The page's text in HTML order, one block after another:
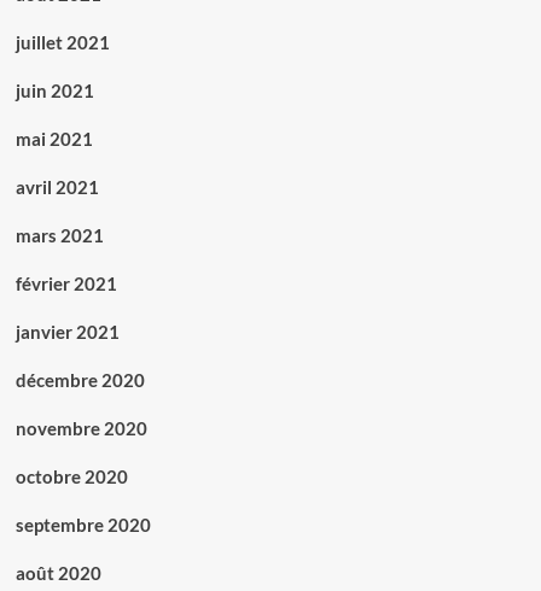
juillet 2021
juin 2021
mai 2021
avril 2021
mars 2021
février 2021
janvier 2021
décembre 2020
novembre 2020
octobre 2020
septembre 2020
août 2020